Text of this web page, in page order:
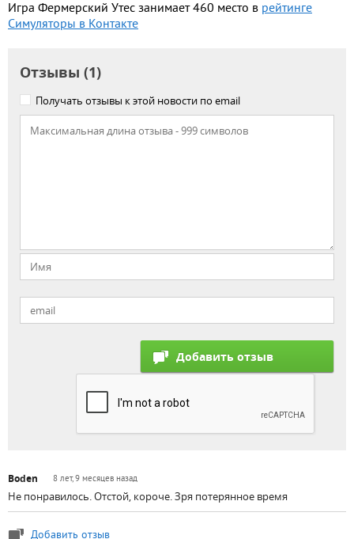
Игра Фермерский Утес занимает 460 место в рейтинге
Симуляторы в Контакте
Отзывы (1)
Получать отзывы к этой новости по email
Boden 8 лет, 9 месяцев назад
Не понравилось. Отстой, короче. Зря потерянное время
Добавить отзыв